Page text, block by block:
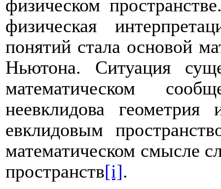
физическом
физическая
понятий стала основой
Ньютона. Ситуация
математическом
неевклидова
евклидовым
математическом смысле
пространств[i].